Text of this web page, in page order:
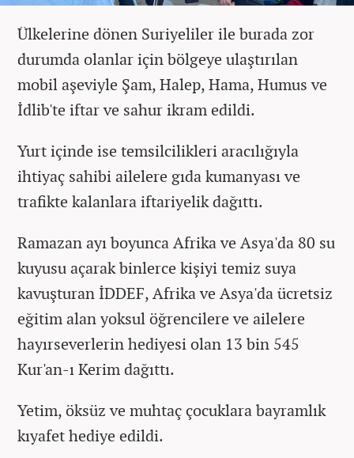
Ülkelerine dönen Suriyeliler ile burada zor
durumda olanlar için bölgeye ulaştırılan
mobil aşeviyle Şam, Halep, Hama, Humus ve
İdlib'te iftar ve sahur ikram edildi.
Yurt içinde ise temsilcilikleri aracılığıyla
ihtiyaç sahibi ailelere gıda kumanyası ve
trafikte kalanlara iftariyelik dağıttı.
Ramazan ayı boyunca Afrika ve Asya'da 80 su
kuyusu açarak binlerce kişiyi temiz suya
kavuşturan İDDEF, Afrika ve Asya'da ücretsiz
eğitim alan yoksul öğrencilere ve ailelere
hayırseverlerin hediyesi olan 13 bin 545
Kur'an-ı Kerim dağıttı.
Yetim, öksüz ve muhtaç çocuklara bayramlık
kıyafet hediye edildi.